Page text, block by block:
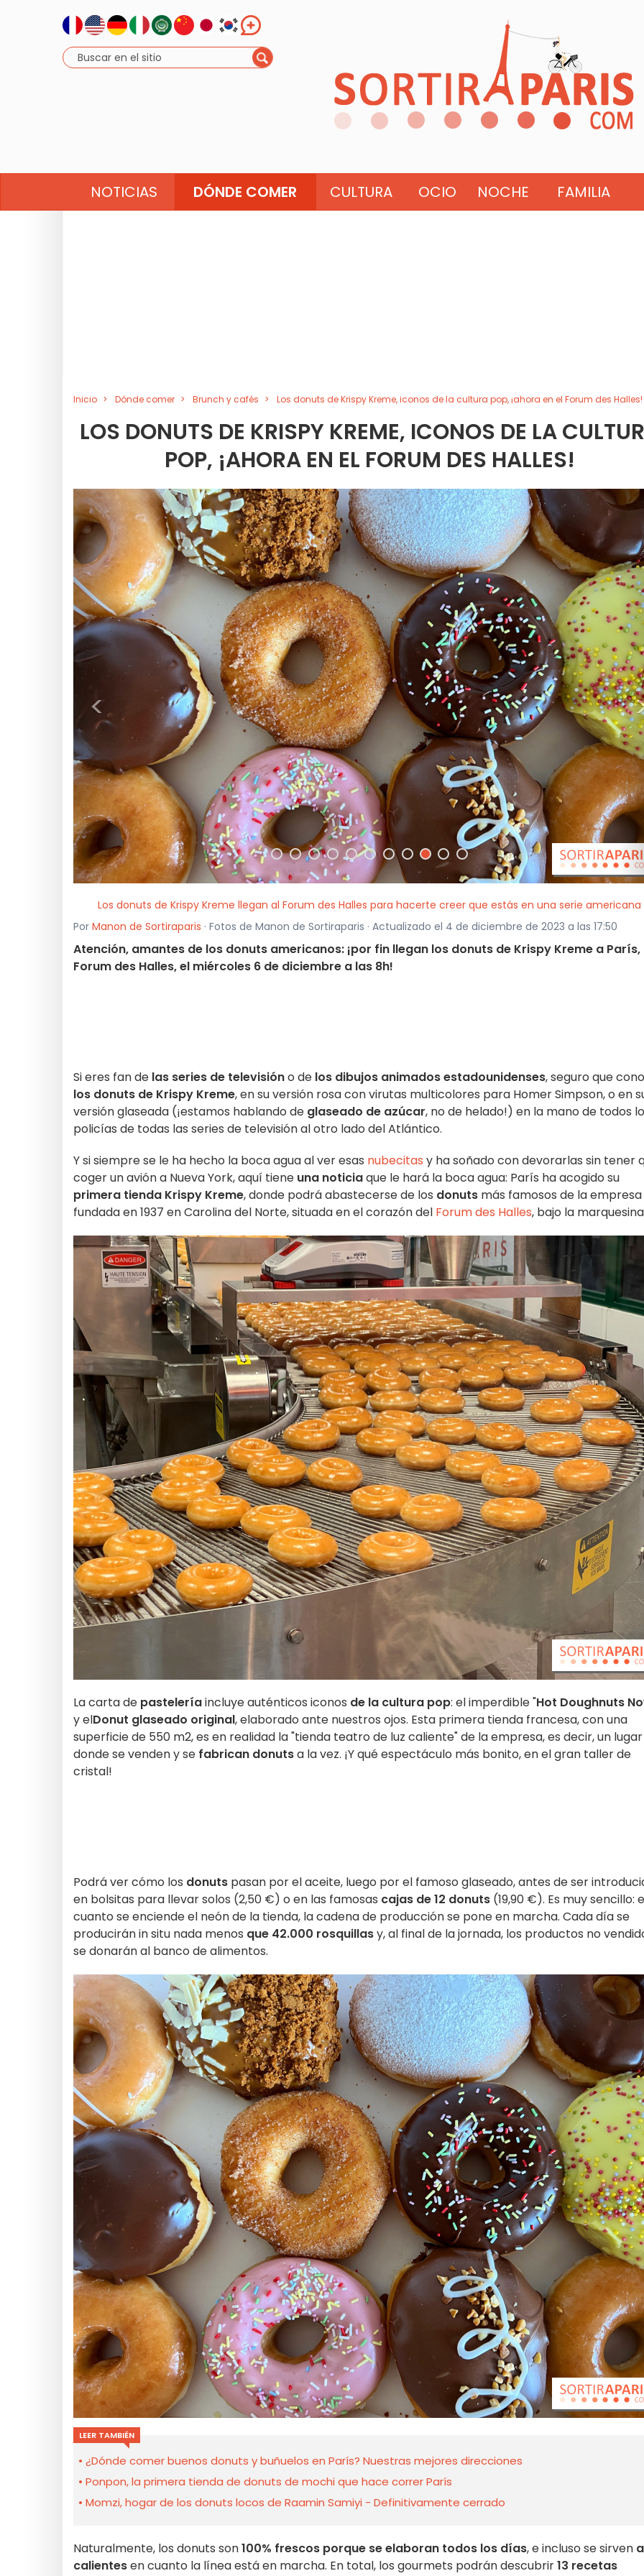
NOTICIAS DÓNDE COMER CULTURA OCIO NOCHE FAMILIA
Inicio Dónde comer Brunch y cafés Los donuts de Krispy Kreme, iconos de la cultura pop, ¡ahora en el Forum des Halles!
LOS DONUTS DE KRISPY KREME, ICONOS DE LA
POP, ¡AHORA EN EL FORUM DES HALLES!
<
Los donuts de Krispy Kreme llegan al Forum des Halles para hacerte creer que estás en una serie americana
Por Manon de Sortiraparis · Fotos de Manon de Sortiraparis · Actualizado el 4 de diciembre de 2023 a las 17:50
Atención, amantes de los donuts americanos: ¡por fin llegan los donuts de Krispy Kreme a París,
Forum des Halles, el miércoles 6 de diciembre a las 8h!
Si eres fan de las series de televisióno de los dibujos animados estadounidenses, seguro que
los donuts de Krispy Kreme, en su versión rosa con virutas multicolores para Homer Simpson, o en
versión glaseada (¡estamos hablando de glaseado de azúcar, no de helado!) en la mano de todos
policías de todas las series de televisión al otro lado del Atlántico.
Y si siempre se le ha hecho la boca agua al ver esas nubecitas y ha soñado con devorarlas sin tener
coger un avión a Nueva York, aquí tiene una noticiaque le hará la boca agua: París ha acogido su
primera tienda Krispy Kreme, donde podrá abastecerse de los donuts más famosos de la empresa
fundada en 1937 en Carolina del Norte, situada en el corazón del Forum des Halles, bajo la
La carta de pasteleríaincluye auténticos iconos de la cultura pop: el imperdible "Hot Doughnuts
y elDonut glaseado original, elaborado ante nuestros ojos. Esta primera tienda francesa, con una
superficie de 550 m2, es en realidad la "tienda teatro de luz caliente" de la empresa, es decir, un lugar
donde se venden y se fabrican donutsa la vez. ¡Y qué espectáculo más bonito, en el gran taller de
cristal!
Podrá ver cómo los donuts pasan por el aceite, luego por el famoso glaseado, antes de ser
en bolsitas para llevar solos (2,50 €) o en las famosas cajas de 12 donuts (19,90 €). Es muy sencillo:
cuanto se enciende el neón de la tienda, la cadena de producción se pone en marcha. Cada día se
producirán in situ nada menos que 42.000 rosquillasy, al final de la jornada, los productos no
se donarán al banco de alimentos.
LEER TAMBIÉN
¿Dónde comer buenos donuts y buñuelos en París? Nuestras mejores direcciones
Ponpon, la primera tienda de donuts de mochi que hace correr París
Momzi, hogar de los donuts locos de Raamin Samiyi - Definitivamente cerrado
Naturalmente, los donuts son100% frescos porque seelaboran todos los días, e incluso se sirven
calientesen cuanto la línea está en marcha. En total, los gourmets podrán descubrir13 recetas